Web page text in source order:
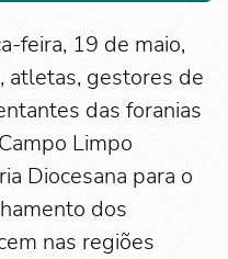
feira, 19 de maio,
atletas, gestores de
das foranias
Limpo
Diocesana para o
dos
nas regiões